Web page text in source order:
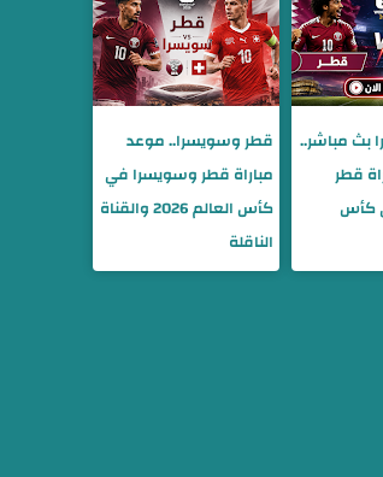
بث مباشر..
قطر
كأس
قطر وسويسرا.. موعد
مباراة قطر وسويسرا في
كأس العالم 2026 والقناة
الناقلة